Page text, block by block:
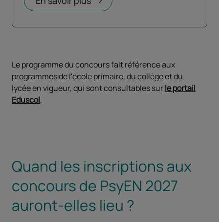
Le programme du concours fait référence aux
programmes de l'école primaire, du collège et du
lycée en vigueur, qui sont consultables surle portail
Eduscol.
Quand les inscriptions aux
concours de PsyEN 2027
auront-elles lieu ?